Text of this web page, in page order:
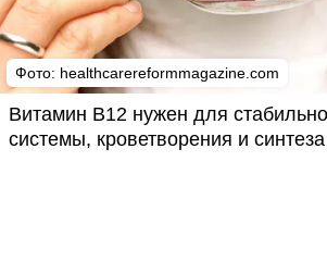
Фото: healthcarereformmagazine.com
Витамин B12 нужен для
системы, кроветворения и